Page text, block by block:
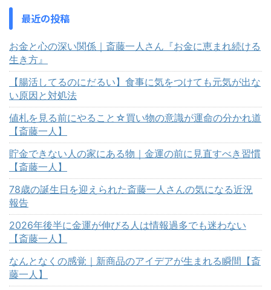
最近の投稿
お金と心の深い関係｜斎藤一人さん『お金に恵まれ続ける
生き方』
【腸活してるのにだるい】食事に気をつけても元気が出な
い原因と対処法
値札を見る前にやること☆買い物の意識が運命の分かれ道
【斎藤一人】
貯金できない人の家にある物｜金運の前に見直すべき習慣
【斎藤一人】
78歳の誕生日を迎えられた斎藤一人さんの気になる近況
報告
2026年後半に金運が伸びる人は情報過多でも迷わない
【斎藤一人】
なんとなくの感覚｜新商品のアイデアが生まれる瞬間【斎
藤一人】